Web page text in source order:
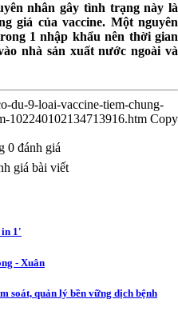
nhân gây tình trạng này là
giá của vaccine. Một nguyên
1 nhập khẩu nên thời gian
nhà sản xuất nước ngoài và
du-9-loai-vaccine-tiem-chung-
102240102134713916.htm Copy
0 đánh giá
giá bài viết
in 1'
- Xuân
soát, quản lý bền vững dịch bệnh